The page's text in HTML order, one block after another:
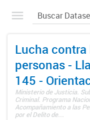
Lucha contra
personas -
145 -
Ministerio de Justicia.
Criminal. Programa
Acompañamiento a las
por el Delito de...